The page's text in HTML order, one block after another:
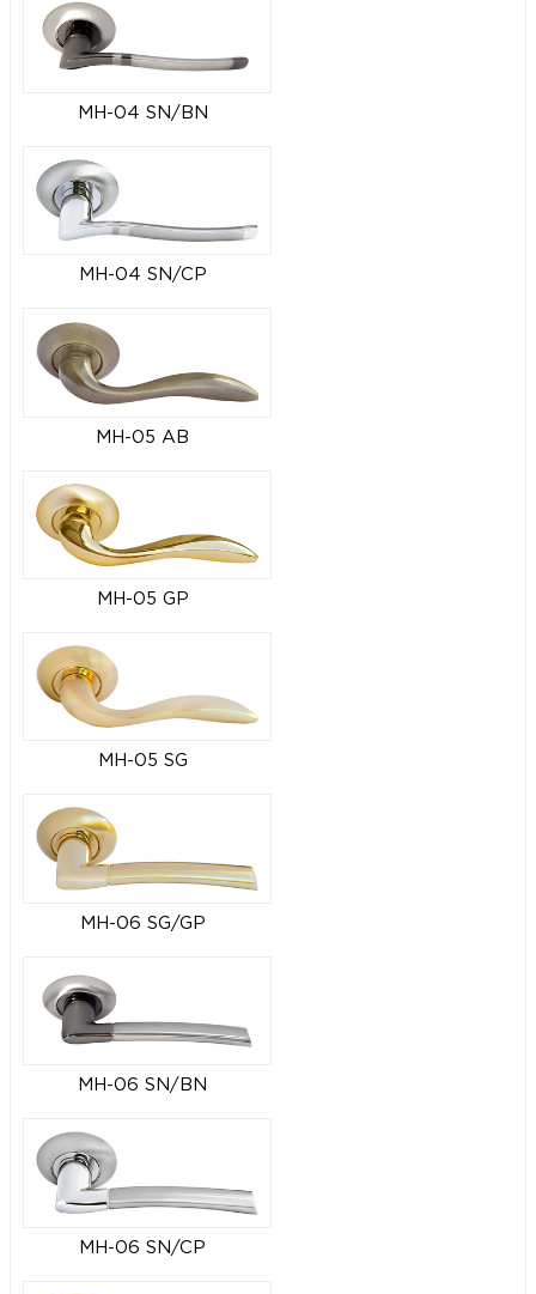
MH-04 SN/BN
MH-04 SN/CP
MH-05 AB
MH-05 GP
MH-05 SG
MH-06 SG/GP
MH-06 SN/BN
MH-06 SN/CP